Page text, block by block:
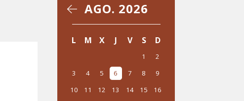
‹ AGO. 2026
L M X J V S D
1
2
3
4 5 6 7 8
9
10
11 12 13 14 15
16